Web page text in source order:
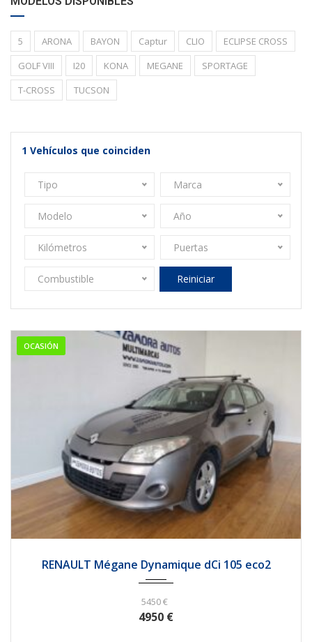
5 ARONA BAYON Captur CLIO
ECLIPSE CROSS
GOLF VIII
I20 KONA MEGANE
SPORTAGE
T-CROSS
TUCSON
1 Vehículos que coinciden
Tipo Marca
Modelo Año
Kilómetros Puertas
Combustible Reiniciar
OCASIÓN
RENAULT Mégane Dynamique dCi 105 eco2
5450 €
4950 €